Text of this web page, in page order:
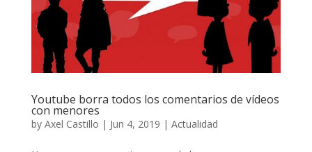
Youtube borra todos los comentarios de vídeos
con menores
by Axel Castillo | Jun 4, 2019 | Actualidad